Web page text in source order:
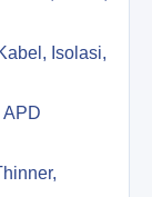
Isolasi,
APD